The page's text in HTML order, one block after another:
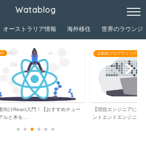
Watablog
オーストラリア情報 海外移住 世界のラウンジ
向けReact入門！【おすすめチュー
ルと本を...
お勧めプログラミングスク
【現役エンジニアによ
ントエンドエンジニ...